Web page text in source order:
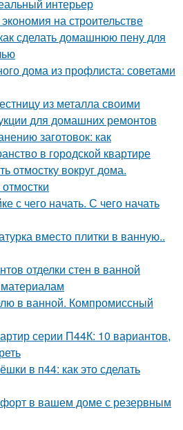
интерьер
на строительстве
сделать домашнюю пену для
дома из профлиста: советами
из металла своими
для домашних ремонтов
заготовок: как
в городской квартире
отмостку вокруг дома.
с чего начать. С чего начать
вместо плитки в ванную..
отделки стен в ванной
в ванной. Компромиссный
серии П44К: 10 вариантов,
в п44: как это сделать
в вашем доме с резервным